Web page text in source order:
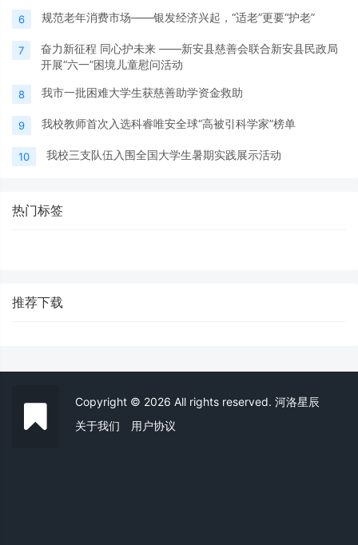
6 规范老年消费市场——银发经济兴起，“适老”更要“护老”
7
奋力新征程 同心护未来 ——新安县慈善会联合新安县民政局
开展“六一”困境儿童慰问活动
8 我市一批困难大学生获慈善助学资金救助
9 我校教师首次入选科睿唯安全球“高被引科学家”榜单
10 我校三支队伍入围全国大学生暑期实践展示活动
热门标签
推荐下载
Copyright © 2026 All rights reserved. 河洛星辰
关于我们
用户协议